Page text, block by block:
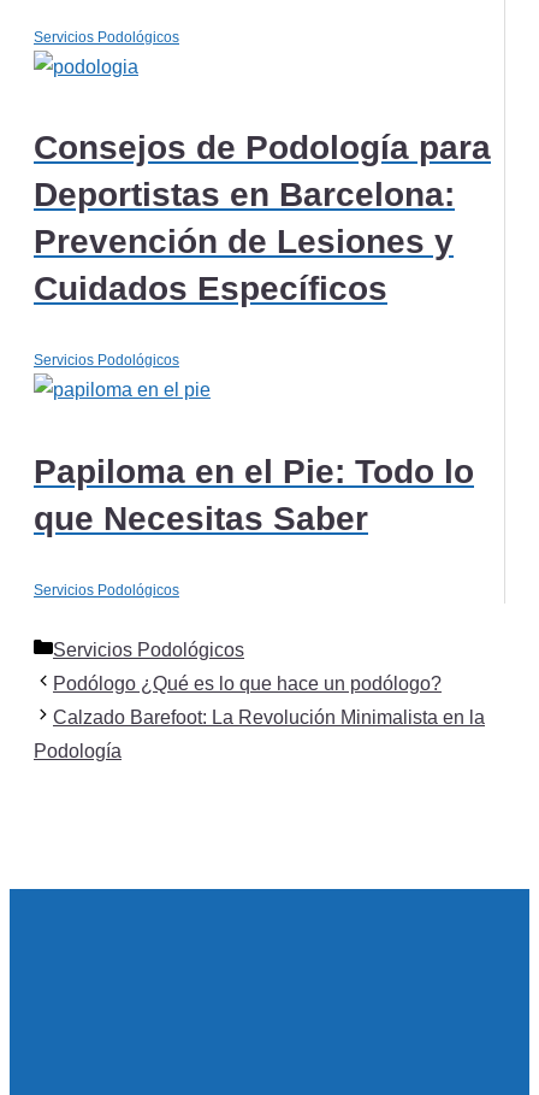
Servicios Podológicos
Consejos de Podología para
Deportistas en Barcelona:
Prevención de Lesiones y
Cuidados Específicos
Servicios Podológicos
Papiloma en el Pie: Todo lo
que Necesitas Saber
Servicios Podológicos
Categorías
Servicios Podológicos
Podólogo ¿Qué es lo que hace un podólogo?
Calzado Barefoot: La Revolución Minimalista en la
Podología